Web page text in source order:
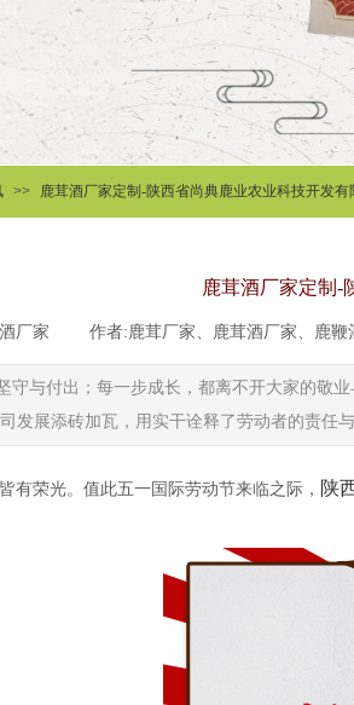
>> 鹿茸酒厂家定制-陕西省尚典鹿业农业科技开发
鹿茸酒厂家定制-
厂家 作者:鹿茸厂家、鹿茸酒厂家、鹿鞭
守与付出；每一步成长，都离不开大家的敬
发展添砖加瓦，用实干诠释了劳动者的责任
有荣光。值此五一国际劳动节来临之际， 陕